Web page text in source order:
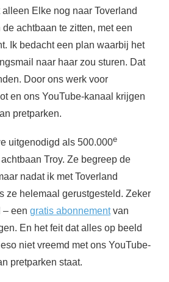
Elke nog naar Toverland
achtbaan te zitten, met een
Ik bedacht een plan waarbij het
naar haar zou sturen. Dat
Door ons werk voor
en ons YouTube-kanaal krijgen
pretparken.
uitgenodigd als 500.000e
Troy. Ze begreep de
nadat ik met Toverland
ze helemaal gerustgesteld. Zeker
– een gratis abonnementvan
En het feit dat alles op beeld
niet vreemd met ons YouTube-
pretparken staat.